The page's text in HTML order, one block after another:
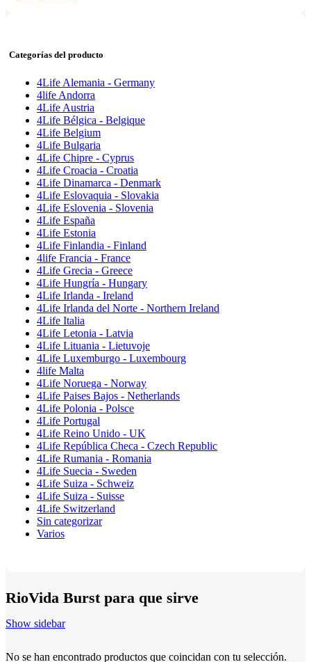
Categorías del producto
4Life Alemania - Germany
4life Andorra
4Life Austria
4Life Bélgica - Belgique
4Life Belgium
4Life Bulgaria
4Life Chipre - Cyprus
4Life Croacia - Croatia
4Life Dinamarca - Denmark
4Life Eslovaquia - Slovakia
4Life Eslovenia - Slovenia
4Life España
4Life Estonia
4Life Finlandia - Finland
4life Francia - France
4Life Grecia - Greece
4Life Hungría - Hungary
4Life Irlanda - Ireland
4Life Irlanda del Norte - Northern Ireland
4Life Italia
4Life Letonia - Latvia
4Life Lituania - Lietuvoje
4Life Luxemburgo - Luxembourg
4life Malta
4Life Noruega - Norway
4Life Paises Bajos - Netherlands
4Life Polonia - Polsce
4Life Portugal
4Life Reino Unido - UK
4Life República Checa - Czech Republic
4Life Rumania - Romania
4Life Suecia - Sweden
4Life Suiza - Schweiz
4Life Suiza - Suisse
4Life Switzerland
Sin categorizar
Varios
RioVida Burst para que sirve
Show sidebar
No se han encontrado productos que coincidan con tu selección.